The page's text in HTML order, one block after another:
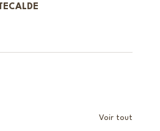
Voir tout